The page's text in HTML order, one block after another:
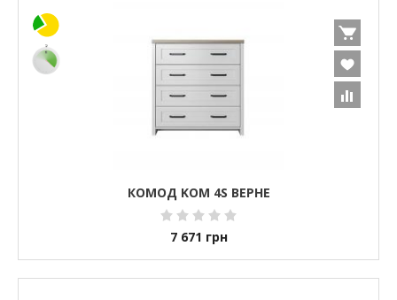
КОМОД KOM 4S ВЕРНЕ
7 671 грн